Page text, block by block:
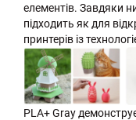
елементів. Завдяки
підходить як для
принтерів із
PLA+ Gray